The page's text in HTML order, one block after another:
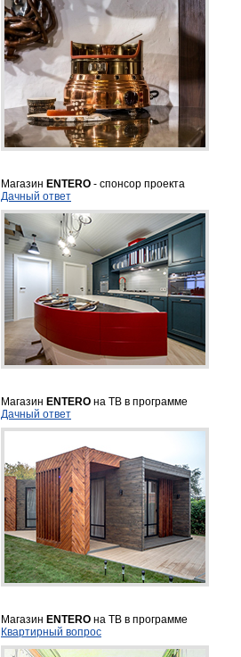
Магазин ENTERO - спонсор проекта
Дачный ответ
Магазин ENTERO на ТВ в программе
Дачный ответ
Магазин ENTERO на ТВ в программе
Квартирный вопрос